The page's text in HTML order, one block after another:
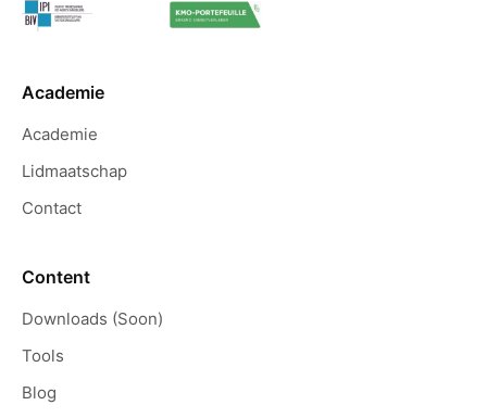
Academie
Academie
Lidmaatschap
Contact
Content
Downloads (Soon)
Tools
Blog